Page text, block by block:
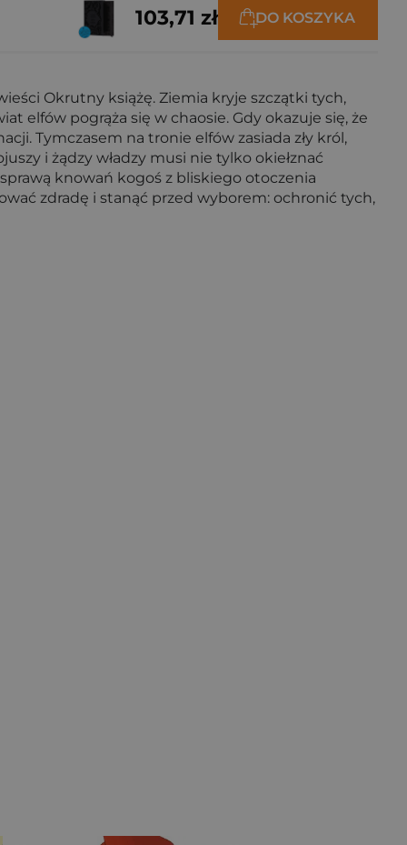
103,71 zł DO KOSZYKA
Okrutny książę. Ziemia kryje szczątki tych,
elfów pogrąża się w chaosie. Gdy okazuje się, że
Tymczasem na tronie elfów zasiada zły król,
i żądzy władzy musi nie tylko okiełznać
knowań kogoś z bliskiego otoczenia
zdradę i stanąć przed wyborem: ochronić tych,